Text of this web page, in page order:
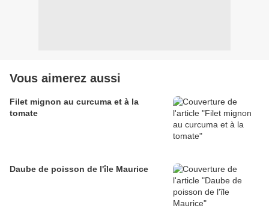
Vous aimerez aussi
Filet mignon au curcuma et à la
tomate
Daube de poisson de l'île Maurice